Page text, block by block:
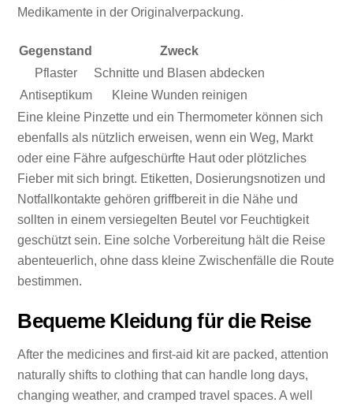
Medikamente in der Originalverpackung.
Gegenstand
Zweck
Pflaster
Schnitte und Blasen abdecken
Antiseptikum
Kleine Wunden reinigen
Eine kleine Pinzette und ein Thermometer können sich
ebenfalls als nützlich erweisen, wenn ein Weg, Markt
oder eine Fähre aufgeschürfte Haut oder plötzliches
Fieber mit sich bringt. Etiketten, Dosierungsnotizen und
Notfallkontakte gehören griffbereit in die Nähe und
sollten in einem versiegelten Beutel vor Feuchtigkeit
geschützt sein. Eine solche Vorbereitung hält die Reise
abenteuerlich, ohne dass kleine Zwischenfälle die Route
bestimmen.
Bequeme Kleidung für die Reise
After the medicines and first-aid kit are packed, attention
naturally shifts to clothing that can handle long days,
changing weather, and cramped travel spaces. A well